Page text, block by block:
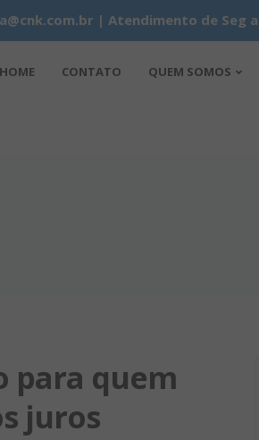
| Atendimento de Seg a
HOME CONTATO QUEM SOMOS
para quem
juros